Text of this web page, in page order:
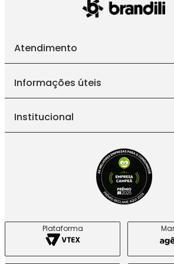
Escolha as peças de manga longada
meninas o conforto que elas merecem, sem
Atendimento
Informações úteis
Institucional
Plataforma